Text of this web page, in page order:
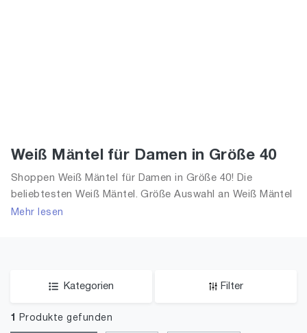
Weiß Mäntel für Damen in Größe 40
Shoppen Weiß Mäntel für Damen in Größe 40! Die
beliebtesten Weiß Mäntel. Größe Auswahl an Weiß Mäntel
in Größe 40 und alle Trends aus 2026 für Frauen!
Mehr lesen
Kategorien Filter
1 Produkte gefunden